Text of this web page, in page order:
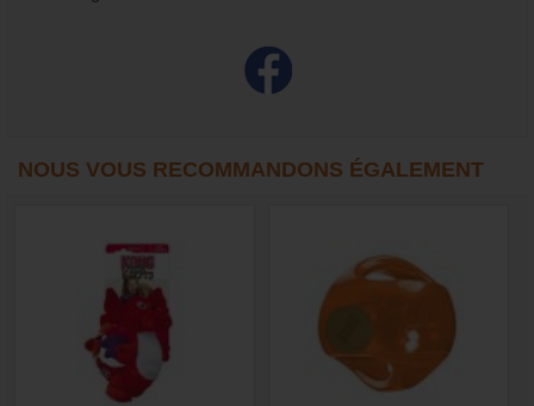
NOUS VOUS RECOMMANDONS ÉGALEMENT